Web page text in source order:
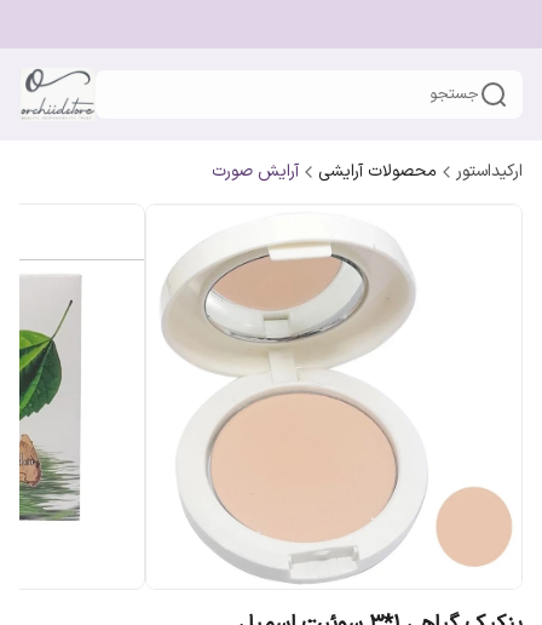
جستجو
ارکیداستور محصولات آرایشی آرایش صورت